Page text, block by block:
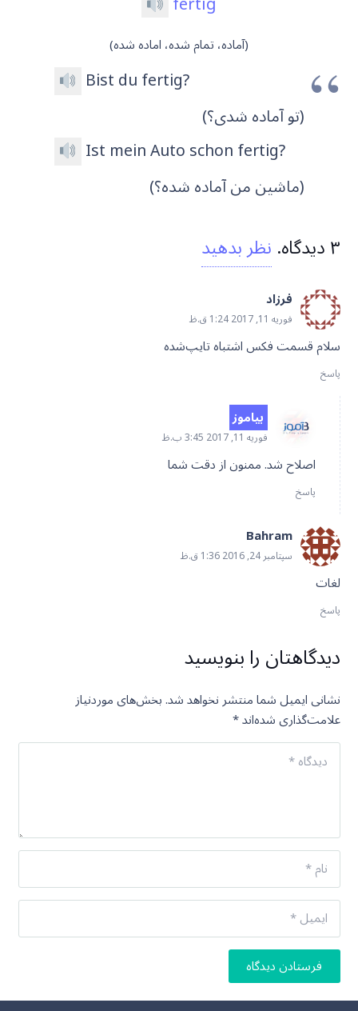
(آماده، تمام شده، اماده شده)
Bist du fertig?
(تو آماده شدی؟)
Ist mein Auto schon fertig?
(ماشین من آماده شده؟)
۳دیدگاه.نظر بدهید
فرزاد
فوریه 11, 2017 1:24 ق.ظ
سلام قسمت فکس اشتباه تایپ‌شده
پاسخ
بیاموز
فوریه 11, 2017 3:45 ب.ظ
اصلاح شد. ممنون از دقت شما
پاسخ
Bahram
سپتامبر 24, 2016 1:36 ق.ظ
لغات
پاسخ
دیدگاهتان را بنویسید
نشانی ایمیل شما منتشر نخواهد شد.بخش‌های موردنیاز
علامت‌گذاری شده‌اند*
فرستادن دیدگاه